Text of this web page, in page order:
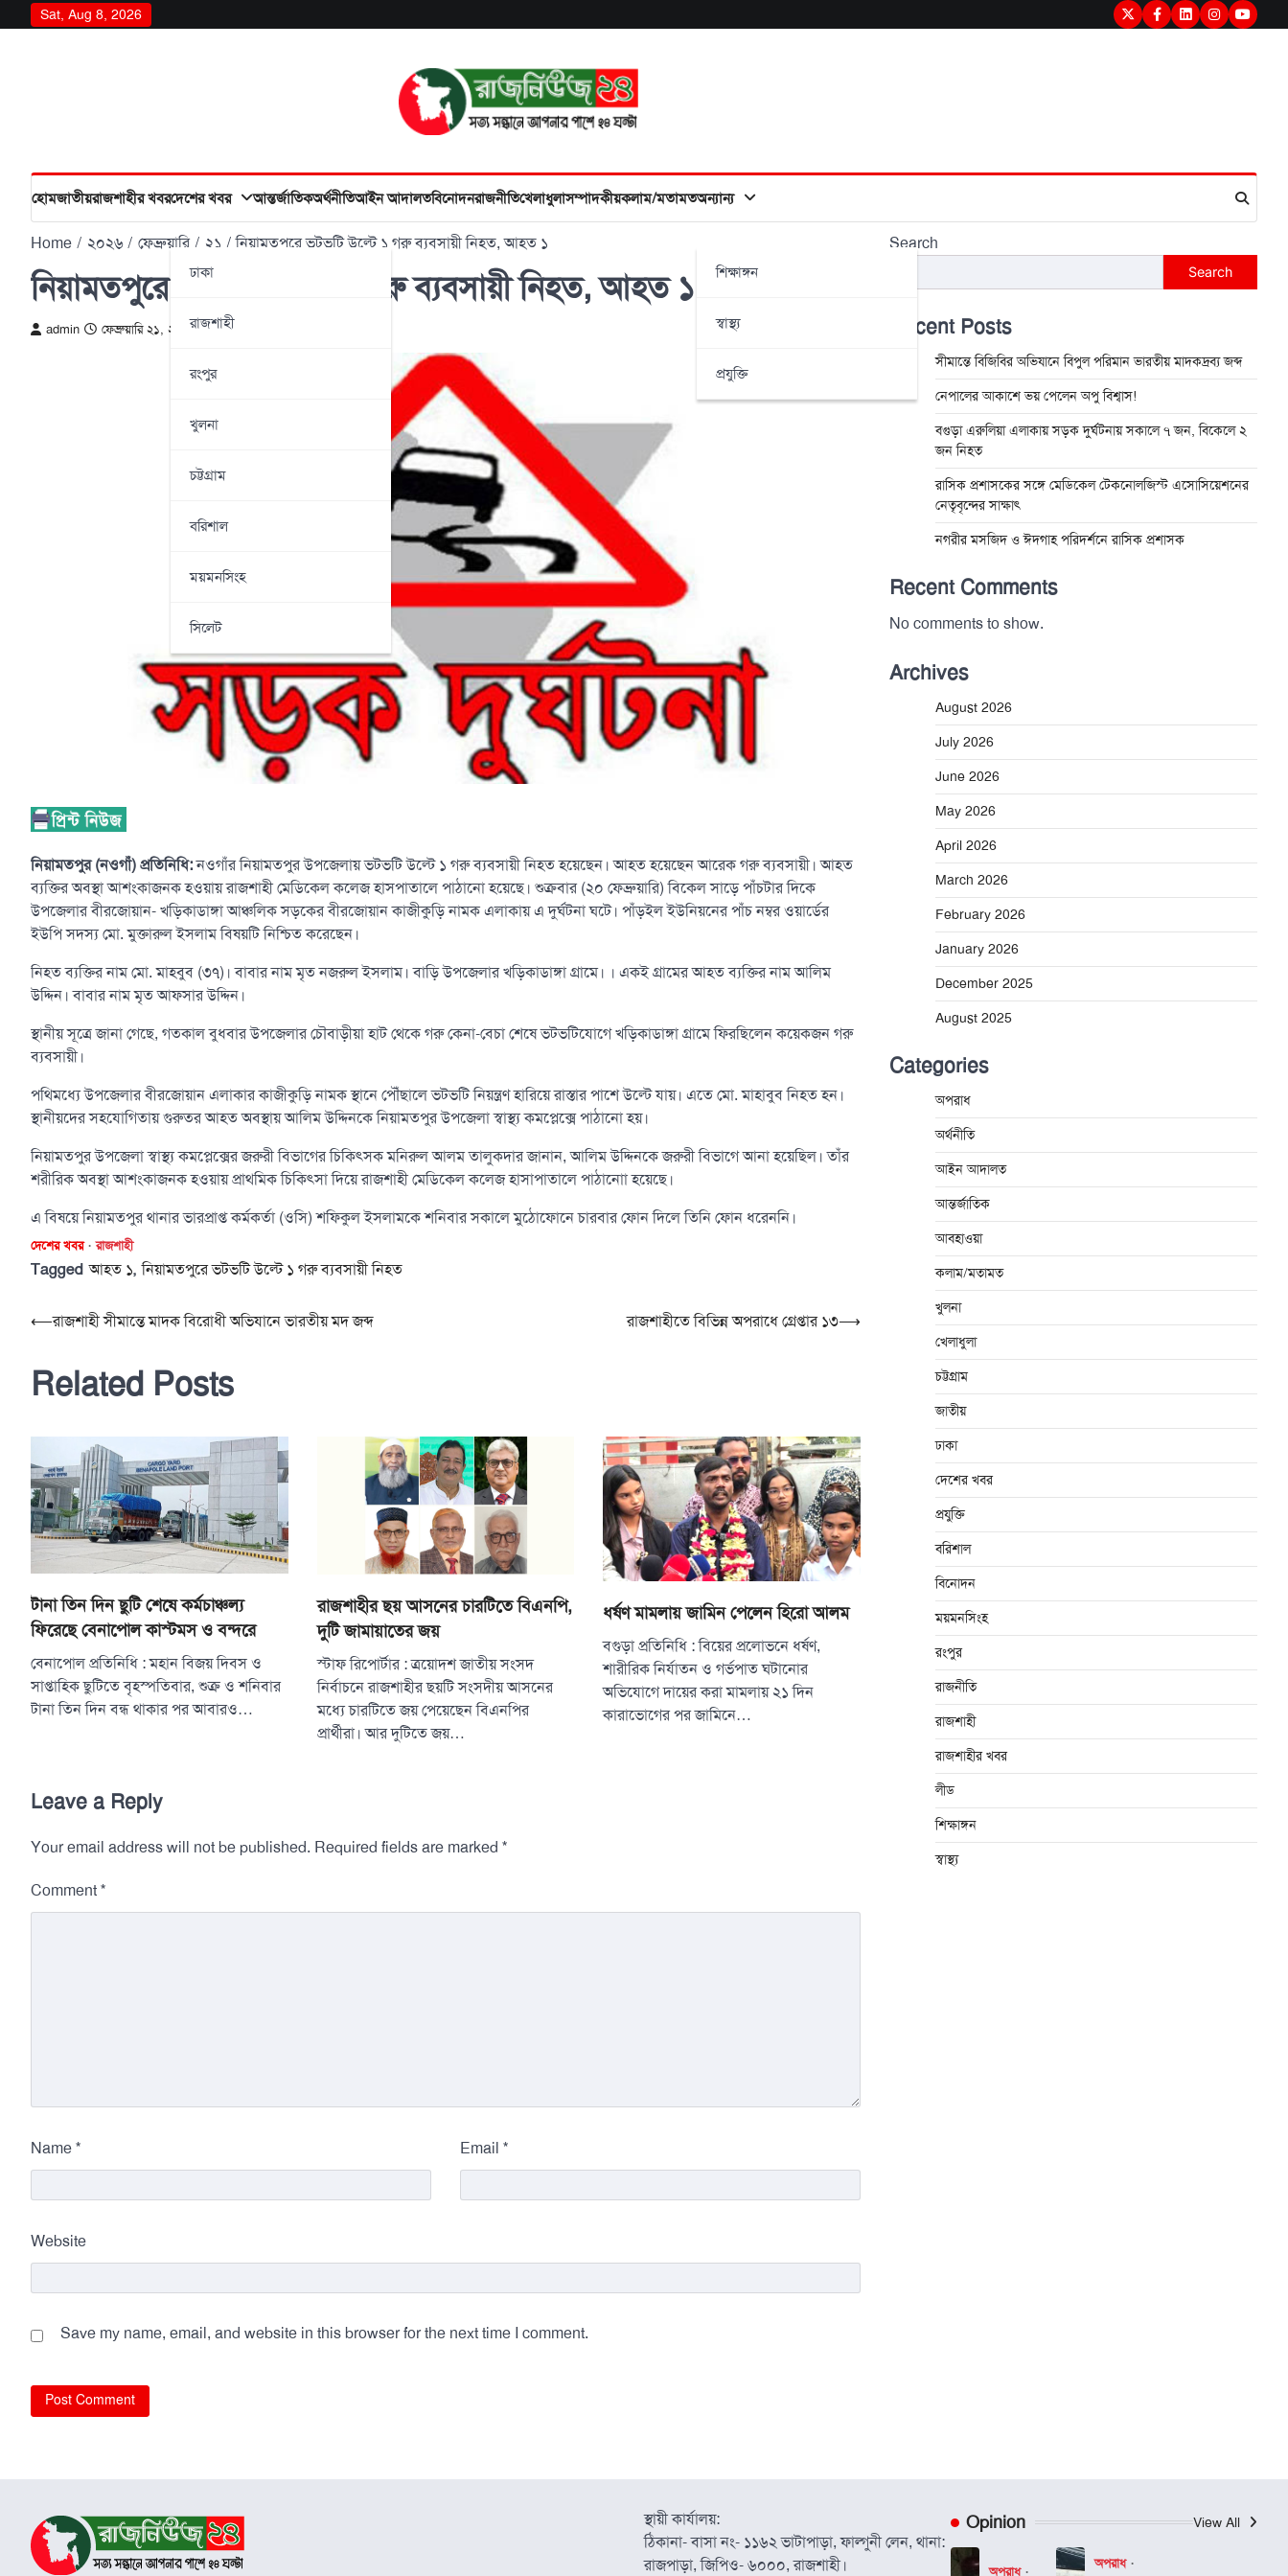
to
Sat, Aug 8, 2026 TwitterFacebook
LinkedInInstagram
হোমজাতীয়রাজশাহীর খবরদেশের খবর
ঢাকা
রাজশাহী
রংপুর
খুলনা
চট্টগ্রাম
বরিশাল
ময়মনসিংহ
সিলেট
আন্তর্জাতিকঅর্থনীতিআইন আদালতবিনোদনরাজনীতিখেলাধুলাসম্পাদকীয়কলাম/মতামতঅন্যান্য
শিক্ষাঙ্গন
স্বাস্থ্য
প্রযুক্তি
Home ২০২৬ ফেব্রুয়ারি ২১ নিয়ামতপুরে ভটভটি উল্টে ১ গরু ব্যবসায়ী নিহত, আহত ১
নিয়ামতপুরে ভটভটি উল্টে ১ গরু ব্যবসায়ী নিহত, আহত ১
admin ফেব্রুয়ারি ২১, ২০২৬
নিয়ামতপুর (নওগাঁ) প্রতিনিধি:নওগাঁর নিয়ামতপুর উপজেলায় ভটভটি উল্টে ১ গরু ব্যবসায়ী নিহত হয়েছেন। আহত হয়েছেন আরেক গরু ব্যবসায়ী। আহত
ব্যক্তির অবস্থা আশংকাজনক হওয়ায় রাজশাহী মেডিকেল কলেজ হাসপাতালে পাঠানো হয়েছে। শুক্রবার (২০ ফেব্রুয়ারি) বিকেল সাড়ে পাঁচটার দিকে
উপজেলার বীরজোয়ান- খড়িকাডাঙ্গা আঞ্চলিক সড়কের বীরজোয়ান কাজীকুড়ি নামক এলাকায় এ দুর্ঘটনা ঘটে। পাঁড়ইল ইউনিয়নের পাঁচ নম্বর ওয়ার্ডের
ইউপি সদস্য মো. মুক্তারুল ইসলাম বিষয়টি নিশ্চিত করেছেন।
নিহত ব্যক্তির নাম মো. মাহবুব (৩৭)। বাবার নাম মৃত নজরুল ইসলাম। বাড়ি উপজেলার খড়িকাডাঙ্গা গ্রামে। । একই গ্রামের আহত ব্যক্তির নাম আলিম
উদ্দিন। বাবার নাম মৃত আফসার উদ্দিন।
স্থানীয় সূত্রে জানা গেছে, গতকাল বুধবার উপজেলার চৌবাড়ীয়া হাট থেকে গরু কেনা-বেচা শেষে ভটভটিযোগে খড়িকাডাঙ্গা গ্রামে ফিরছিলেন কয়েকজন গরু
ব্যবসায়ী।
পথিমধ্যে উপজেলার বীরজোয়ান এলাকার কাজীকুড়ি নামক স্থানে পৌঁছালে ভটভটি নিয়ন্ত্রণ হারিয়ে রাস্তার পাশে উল্টে যায়। এতে মো. মাহাবুব নিহত হন।
স্থানীয়দের সহযোগিতায় গুরুতর আহত অবস্থায় আলিম উদ্দিনকে নিয়ামতপুর উপজেলা স্বাস্থ্য কমপ্লেক্সে পাঠানো হয়।
নিয়ামতপুর উপজেলা স্বাস্থ্য কমপ্লেক্সের জরুরী বিভাগের চিকিৎসক মনিরুল আলম তালুকদার জানান, আলিম উদ্দিনকে জরুরী বিভাগে আনা হয়েছিল। তাঁর
শরীরিক অবস্থা আশংকাজনক হওয়ায় প্রাথমিক চিকিৎসা দিয়ে রাজশাহী মেডিকেল কলেজ হাসাপাতালে পাঠানাো হয়েছে।
এ বিষয়ে নিয়ামতপুর থানার ভারপ্রাপ্ত কর্মকর্তা (ওসি) শফিকুল ইসলামকে শনিবার সকালে মুঠোফোনে চারবার ফোন দিলে তিনি ফোন ধরেননি।
দেশের খবর রাজশাহী
Taggedআহত ১,নিয়ামতপুরে ভটভটি উল্টে ১ গরু ব্যবসায়ী নিহত
Post
⟵রাজশাহী সীমান্তে মাদক বিরোধী অভিযানে ভারতীয় মদ জব্দ রাজশাহীতে বিভিন্ন অপরাধে গ্রেপ্তার ১৩⟶
Related Posts
টানা তিন দিন ছুটি শেষে কর্মচাঞ্চল্য
ফিরেছে বেনাপোল কাস্টমস ও বন্দরে
বেনাপোল প্রতিনিধি : মহান বিজয় দিবস ও
সাপ্তাহিক ছুটিতে বৃহস্পতিবার, শুক্র ও শনিবার
টানা তিন দিন বন্ধ থাকার পর আবারও…
রাজশাহীর ছয় আসনের চারটিতে বিএনপি,
দুটি জামায়াতের জয়
স্টাফ রিপোর্টার : ত্রয়োদশ জাতীয় সংসদ
নির্বাচনে রাজশাহীর ছয়টি সংসদীয় আসনের
মধ্যে চারটিতে জয় পেয়েছেন বিএনপির
প্রার্থীরা। আর দুটিতে জয়…
ধর্ষণ মামলায় জামিন পেলেন হিরো আলম
বগুড়া প্রতিনিধি : বিয়ের প্রলোভনে ধর্ষণ,
শারীরিক নির্যাতন ও গর্ভপাত ঘটানোর
অভিযোগে দায়ের করা মামলায় ২১ দিন
কারাভোগের পর জামিনে…
Leave a Reply
Your email address will not be published. Required fields are marked *
Comment *
Name * Email *
Website
Save my name, email, and website in this browser for the next time I comment.
Search
Search
Recent Posts
সীমান্তে বিজিবির অভিযানে বিপুল পরিমান ভারতীয় মাদকদ্রব্য জব্দ
নেপালের আকাশে ভয় পেলেন অপু বিশ্বাস!
বগুড়া এরুলিয়া এলাকায় সড়ক দুর্ঘট্নায় সকালে ৭ জন, বিকেলে ২
জন নিহত
রাসিক প্রশাসকের সঙ্গে মেডিকেল টেকনোলজিস্ট এসোসিয়েশনের
নেতৃবৃন্দের সাক্ষাৎ
নগরীর মসজিদ ও ঈদগাহ পরিদর্শনে রাসিক প্রশাসক
Recent Comments
No comments to show.
Archives
August 2026
July 2026
June 2026
May 2026
April 2026
March 2026
February 2026
January 2026
December 2025
August 2025
Categories
অপরাধ
অর্থনীতি
আইন আদালত
আন্তর্জাতিক
আবহাওয়া
কলাম/মতামত
খুলনা
খেলাধুলা
চট্টগ্রাম
জাতীয়
ঢাকা
দেশের খবর
প্রযুক্তি
বরিশাল
বিনোদন
ময়মনসিংহ
রংপুর
রাজনীতি
রাজশাহী
রাজশাহীর খবর
লীড
শিক্ষাঙ্গন
স্বাস্থ্য
স্থায়ী কার্যালয়:
ঠিকানা- বাসা নং- ১১৬২ ভাটাপাড়া, ফাল্গুনী লেন, থানা:
রাজপাড়া, জিপিও- ৬০০০, রাজশাহী।
Opinion View All
অপরাধ
অপরাধ